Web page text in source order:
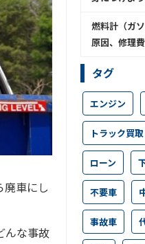
廃車にし
んな事故
燃料計（ガ
原因、修理
タグ
エンジン
トラック買取
ローン
不要車
事故車